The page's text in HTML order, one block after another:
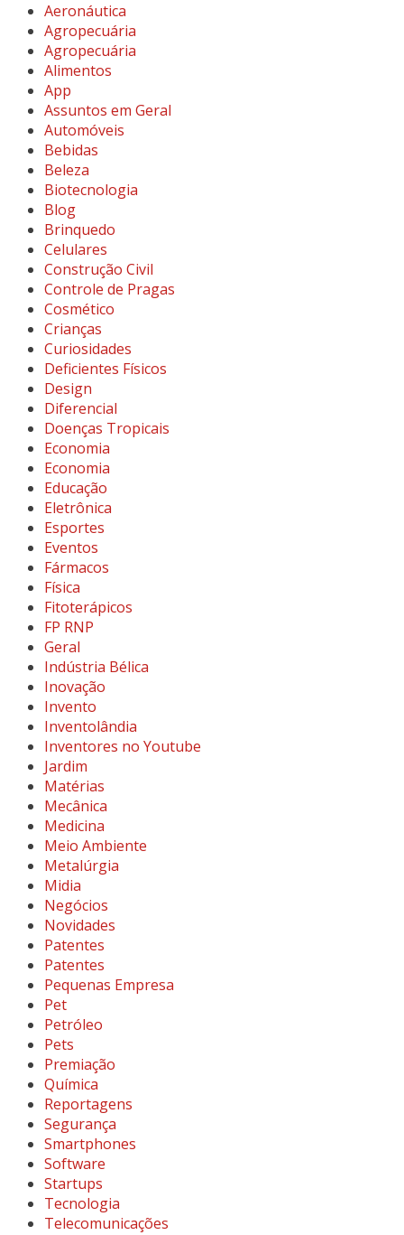
Aeronáutica
Agropecuária
Agropecuária
Alimentos
App
Assuntos em Geral
Automóveis
Bebidas
Beleza
Biotecnologia
Blog
Brinquedo
Celulares
Construção Civil
Controle de Pragas
Cosmético
Crianças
Curiosidades
Deficientes Físicos
Design
Diferencial
Doenças Tropicais
Economia
Economia
Educação
Eletrônica
Esportes
Eventos
Fármacos
Física
Fitoterápicos
FP RNP
Geral
Indústria Bélica
Inovação
Invento
Inventolândia
Inventores no Youtube
Jardim
Matérias
Mecânica
Medicina
Meio Ambiente
Metalúrgia
Midia
Negócios
Novidades
Patentes
Patentes
Pequenas Empresa
Pet
Petróleo
Pets
Premiação
Química
Reportagens
Segurança
Smartphones
Software
Startups
Tecnologia
Telecomunicações